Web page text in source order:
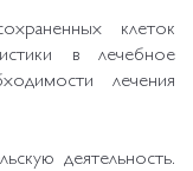
клеток
в лечебное
лечения
деятельность.